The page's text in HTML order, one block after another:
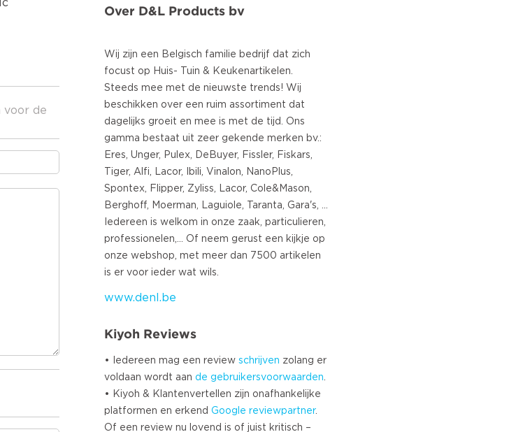
Spanish
Italian
Portuguese
Turkish
Norwegian
Swedish
Danish
Brazilian Portuguese
Polish
Slovenian
Chinese
Russian
Slovak
voor de
Over D&L Products bv
Wij zijn een Belgisch familie bedrijf dat zich
focust op Huis- Tuin & Keukenartikelen.
Steeds mee met de nieuwste trends! Wij
beschikken over een ruim assortiment dat
dagelijks groeit en mee is met de tijd. Ons
gamma bestaat uit zeer gekende merken bv.:
Eres, Unger, Pulex, DeBuyer, Fissler, Fiskars,
Tiger, Alfi, Lacor, Ibili, Vinalon, NanoPlus,
Spontex, Flipper, Zyliss, Lacor, Cole&Mason,
Berghoff, Moerman, Laguiole, Taranta, Gara's, ...
Iedereen is welkom in onze zaak, particulieren,
professionelen,... Of neem gerust een kijkje op
onze webshop, met meer dan 7500 artikelen
www.denl.be
Kiyoh Reviews
• Iedereen mag een review schrijven zolang er
voldaan wordt aan de gebruikersvoorwaarden.
• Kiyoh & Klantenvertellen zijn onafhankelijke
platformen en erkend Google reviewpartner.
Of een review nu lovend is of juist kritisch –